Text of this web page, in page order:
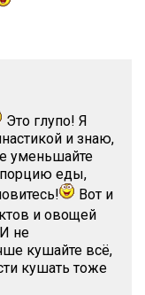
Это глупо! Я
и знаю,
уменьшайте
еды,
Вот и
и овощей
не
кушайте всё,
кушать тоже